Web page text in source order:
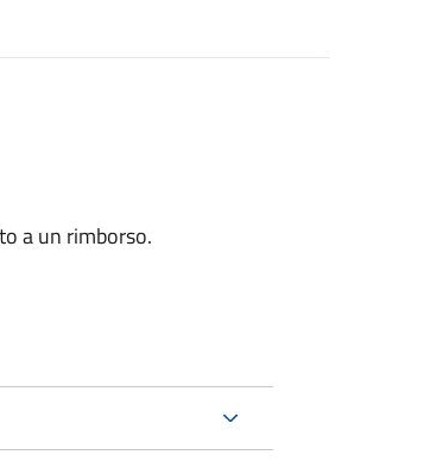
a un rimborso.